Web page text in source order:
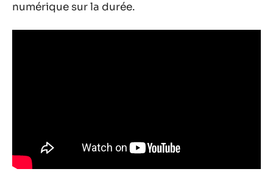
numérique sur la durée.